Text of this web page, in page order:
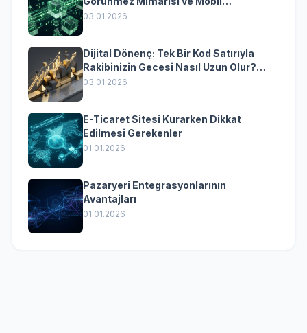
Dönüşümün Kurumsal Anahtarı
03.01.2026
Dijital Dönenç: Tek Bir Kod Satırıyla
Rakibinizin Gecesi Nasıl Uzun Olur?
(Kurumsal Yazılımın Güçlü Rolü)
03.01.2026
E-Ticaret Sitesi Kurarken Dikkat
Edilmesi Gerekenler
01.01.2026
Pazaryeri Entegrasyonlarının
Avantajları
01.01.2026